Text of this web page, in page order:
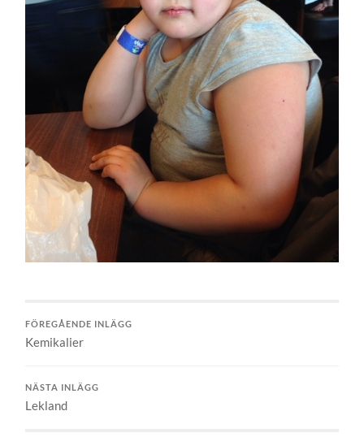
FÖREGÅENDE INLÄGG
Kemikalier
NÄSTA INLÄGG
Lekland